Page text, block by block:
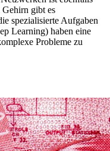
Gehirn gibt es
spezialisierte Aufgaben
Learning) haben eine
Probleme zu